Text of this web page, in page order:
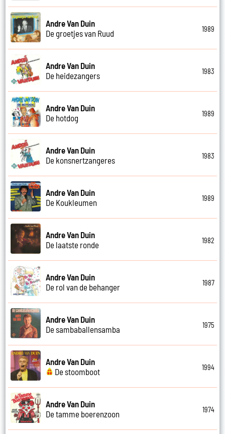
Andre Van Duin
De groetjes van Ruud
1989
Andre Van Duin
De heidezangers
1983
Andre Van Duin
De hotdog
1989
Andre Van Duin
De konsnertzangeres
1983
Andre Van Duin
De Koukleumen
1989
Andre Van Duin
De laatste ronde
1982
Andre Van Duin
De rol van de behanger
1987
Andre Van Duin
De sambaballensamba
1975
Andre Van Duin
De stoomboot
1994
Andre Van Duin
De tamme boerenzoon
1974